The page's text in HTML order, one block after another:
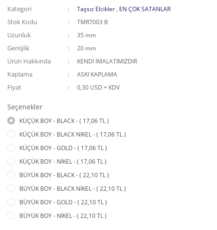
Kategori Taşsız Elcikler , EN ÇOK SATANLAR
Stok Kodu TMR7003 B
Uzunluk 35 mm
Genişlik 20 mm
Ürün Hakkında KENDİ İMALATIMIZDIR
Kaplama ASKI KAPLAMA
Fiyat 0,30 USD + KDV
Seçenekler
KÜÇÜK BOY - BLACK - ( 17,06 TL )
KÜÇÜK BOY - BLACK NİKEL - ( 17,06 TL )
KÜÇÜK BOY - GOLD - ( 17,06 TL )
KÜÇÜK BOY - NİKEL - ( 17,06 TL )
BÜYÜK BOY - BLACK - ( 22,10 TL )
BÜYÜK BOY - BLACK NİKEL - ( 22,10 TL )
BÜYÜK BOY - GOLD - ( 22,10 TL )
BÜYÜK BOY - NİKEL - ( 22,10 TL )